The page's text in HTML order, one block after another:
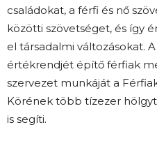
családokat, a férfi és nő
közötti szövetséget, és így
el társadalmi változásokat.
értékrendjét építő férfiak
szervezet munkáját a
Körének több tízezer
is segíti.